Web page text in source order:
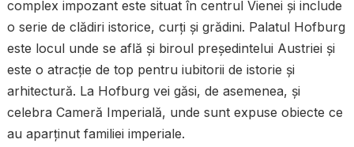
complex impozant este situat în centrul Vienei și include
o serie de clădiri istorice, curți și grădini. Palatul Hofburg
este locul unde se află și biroul președintelui Austriei și
este o atracție de top pentru iubitorii de istorie și
arhitectură. La Hofburg vei găsi, de asemenea, și
celebra Cameră Imperială, unde sunt expuse obiecte ce
au aparținut familiei imperiale.